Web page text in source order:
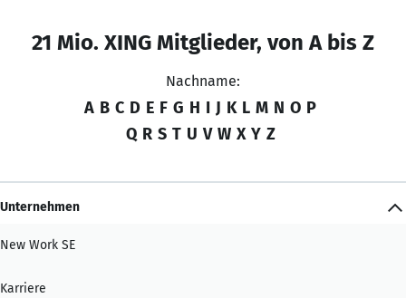
21 Mio. XING Mitglieder, von A bis Z
Nachname:
A B C D E F G H I J K L M N O P
Q R S T U V W X Y Z
Unternehmen
New Work SE
Karriere